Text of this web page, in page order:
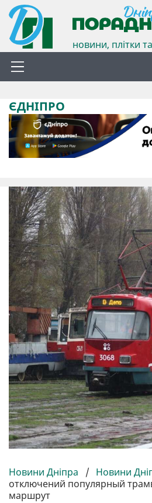
новини, плітки
ЄДНІПРО
Новини Дніпра / Новини
отключений популярный
маршрут